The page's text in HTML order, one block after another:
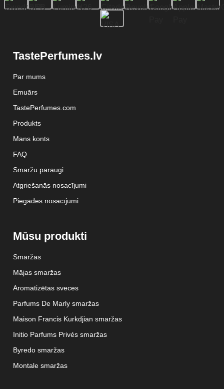
TastePerfumes.lv
Par mums
Emuārs
TastePerfumes.com
Produkts
Mans konts
FAQ
Smaržu paraugi
Atgriešanās nosacījumi
Piegādes nosacījumi
Mūsu produkti
Smaržas
Mājas smaržas
Aromatizētas sveces
Parfums De Marly smaržas
Maison Francis Kurkdjian smaržas
Initio Parfums Privés smaržas
Byredo smaržas
Montale smaržas